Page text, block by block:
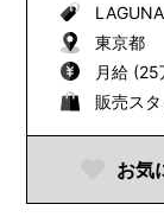
東京都
月給
販売ス
お気